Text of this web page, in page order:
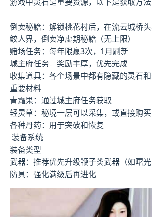
倒卖秘籍：解锁桃花村后，在流云城桥
鲛人界，倒卖净虚期秘籍（无上限）
赌场任务：每年限赢3次，1月刷新
城主府任务：奖励丰厚，优先完成
收集道具：各个场景中都有隐藏的灵石
重要材料
青霜果：通过城主府任务获取
轻灵草：秘境一层可以采集，或直接购买
各种丹药：用于突破和恢复
装备系统
装备类型
武器：推荐优先升级鞭子类武器（如曙光
防具：强化满级后再进化